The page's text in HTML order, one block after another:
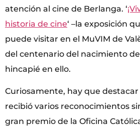
atención al cine de Berlanga. ‘
historia de cine‘ –la exposición
puede visitar en el MuVIM de
del centenario del nacimiento
hincapié en ello.
Curiosamente, hay que
recibió varios reconocimientos
gran premio de la Oficina